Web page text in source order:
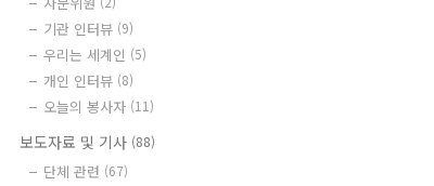
기관 인터뷰 (9)
우리는 세계인 (5)
개인 인터뷰 (8)
오늘의 봉사자 (11)
보도자료 및 기사 (88)
단체 관련 (67)